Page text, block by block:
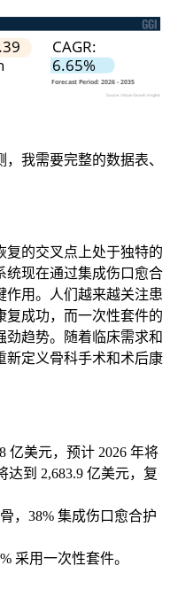
，我需要完整的数据表、
复的交叉点上处于独特的
统现在通过集成伤口愈合
作用。人们越来越关注患
复成功，而一次性套件的
劲趋势。随着临床需求和
新定义骨科手术和术后康
亿美元，预计 2026 年将
达到 2,683.9 亿美元，复
，38% 集成伤口愈合护
采用一次性套件。